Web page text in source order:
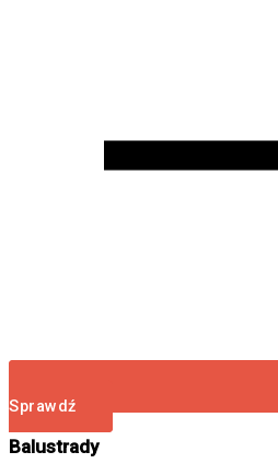
Sprawdź
Balustrady